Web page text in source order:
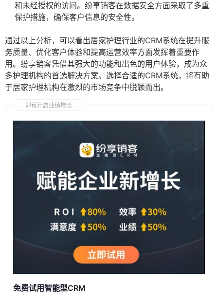
和未经授权的访问。纷享销客在数据安全方面采取了多重
保护措施，确保客户信息的安全性。
通过以上分析，可以看出居家护理行业的CRM系统在提升服
务质量、优化客户体验和提高运营效率方面发挥着重要作
用。纷享销客凭借其强大的功能和出色的用户体验，成为众
多护理机构的首选解决方案。选择合适的CRM系统，将有助
于居家护理机构在激烈的市场竞争中脱颖而出。
即可开启业绩增长
免费试用智能型CRM